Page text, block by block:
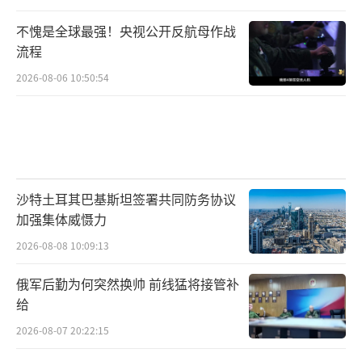
不愧是全球最强！央视公开反航母作战
流程
2026-08-06 10:50:54
沙特土耳其巴基斯坦签署共同防务协议
加强集体威慑力
2026-08-08 10:09:13
俄军后勤为何突然换帅 前线猛将接管补
给
2026-08-07 20:22:15